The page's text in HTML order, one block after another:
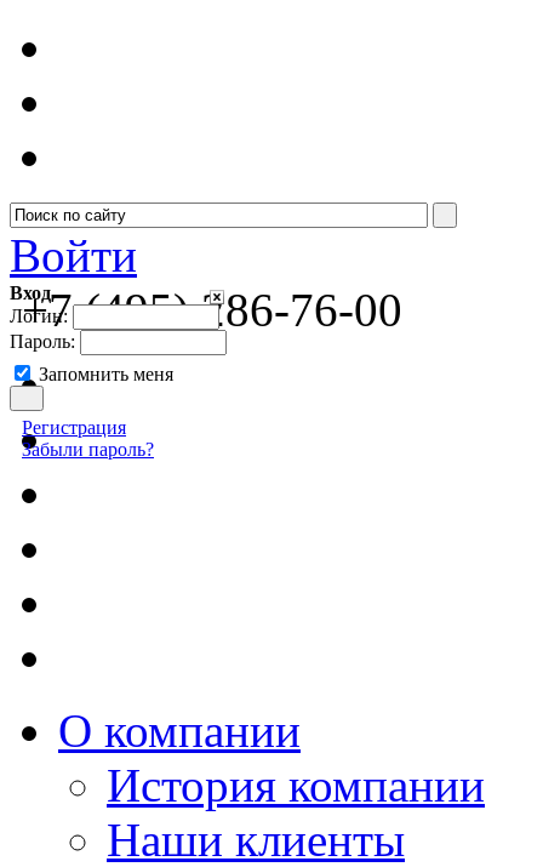
Войти
Вход
Логин:
Пароль:
Запомнить меня
Регистрация
Забыли пароль?
+7 (495) 286-76-00
О компании
История компании
Наши клиенты